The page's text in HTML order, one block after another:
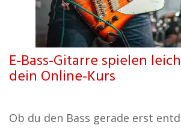
E-Bass-Gitarre spielen
dein Online-Kurs
Ob du den Bass gerade erst